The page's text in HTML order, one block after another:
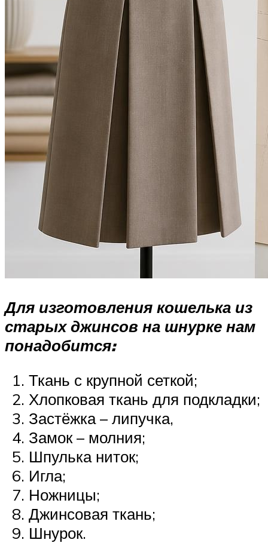
Для изготовления кошелька из
старых джинсов на шнурке нам
понадобится:
Ткань с крупной сеткой;
Хлопковая ткань для подкладки;
Застёжка – липучка,
Замок – молния;
Шпулька ниток;
Игла;
Ножницы;
Джинсовая ткань;
Шнурок.